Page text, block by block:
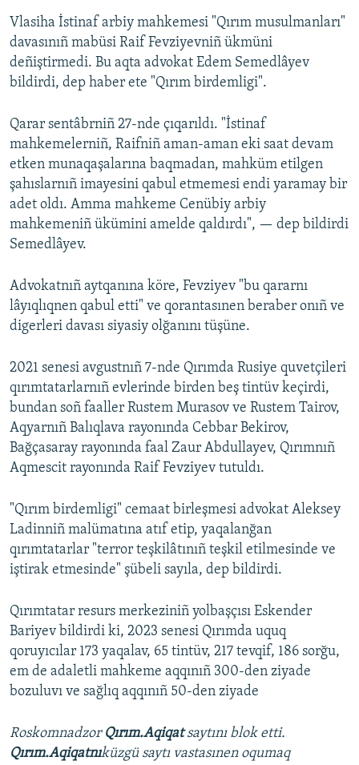
RFE/RS bütün saytları
Vlasiha İstinaf arbiy mahkemesi "Qırım musulmanları"
davasınıñ mabüsi Raif Fevziyevniñ ükmüni
deñiştirmedi. Bu aqta advokat Edem Semedlâyev
bildirdi, dep haber ete "Qırım birdemligi".
Qarar sentâbrniñ 27-nde çıqarıldı. "İstinaf
mahkemelerniñ, Raifniñ aman-aman eki saat devam
etken munaqaşalarına baqmadan, mahküm etilgen
şahıslarnıñ imayesini qabul etmemesi endi yaramay bir
adet oldı. Amma mahkeme Cenübiy arbiy
mahkemeniñ ükümini amelde qaldırdı", — dep bildirdi
Semedlâyev.
Advokatnıñ aytqanına köre, Fevziyev "bu qararnı
lâyıqlıqnen qabul etti" ve qorantasınen beraber onıñ ve
digerleri davası siyasiy olğanını tüşüne.
2021 senesi avgustnıñ 7-nde Qırımda Rusiye quvetçileri
qırımtatarlarnıñ evlerinde birden beş tintüv keçirdi,
bundan soñ faaller Rustem Murasov ve Rustem Tairov,
Aqyarnıñ Balıqlava rayonında Cebbar Bekirov,
Bağçasaray rayonında faal Zaur Abdullayev, Qırımnıñ
Aqmescit rayonında Raif Fevziyev tutuldı.
"Qırım birdemligi" cemaat birleşmesi advokat Aleksey
Ladinniñ malümatına atıf etip, yaqalanğan
qırımtatarlar "terror teşkilâtınıñ teşkil etilmesinde ve
iştirak etmesinde" şübeli sayıla, dep bildirdi.
Qırımtatar resurs merkeziniñ yolbaşçısı Eskender
Bariyev bildirdi ki, 2023 senesi Qırımda uquq
qoruyıcılar 173 yaqalav, 65 tintüv, 217 tevqif, 186 sorğu,
em de adaletli mahkeme aqqınıñ 300-den ziyade
bozuluvı ve sağlıq aqqınıñ 50-den ziyade
Roskomnadzor Qırım.Aqiqatsaytını blok etti.
Qırım.Aqiqatnıküzgü saytı vastasınen oqumaq